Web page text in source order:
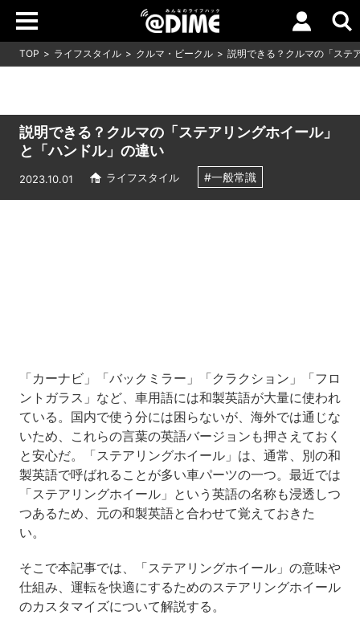
TOP ライフスタイル クルマ・ビークル 説明できる？クルマの「ステ
説明できる？クルマの「ステアリングホイール」
と「ハンドル」の違い
2023.10.01 ライフスタイル #一般常識
「カーナビ」「バックミラー」「クラクション」「フロ
ントガラス」など、車用語には和製英語が大量に使われ
ている。国内で使う分には困らないが、海外では通じな
いため、これらの言葉の英語バージョンも押さえておく
と安心だ。「ステアリングホイール」は、通常、別の和
製英語で呼ばれることが多い車パーツの一つ。最近では
「ステアリングホイール」という英語の名称も浸透しつ
つあるため、元の和製英語と合わせて覚えておきた
い。
そこで本記事では、「ステアリングホイール」の意味や
仕組み、運転を快適にするためのステアリングホイール
のカスタマイズについて解説する。